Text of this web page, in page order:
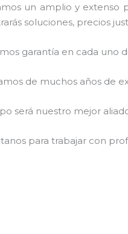
un amplio y extenso
soluciones, precios
garantía en cada uno
de muchos años de
será nuestro mejor
para trabajar con